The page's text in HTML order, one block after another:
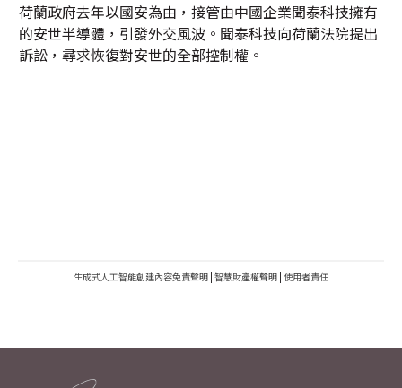
荷蘭政府去年以國安為由，接管由中國企業聞泰科技擁有
的安世半導體，引發外交風波。聞泰科技向荷蘭法院提出
訴訟，尋求恢復對安世的全部控制權。
生成式人工智能創建內容免責聲明 | 智慧財產權聲明 | 使用者責任